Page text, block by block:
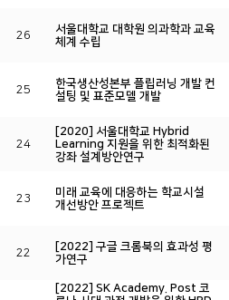
26
서울대학교 대학원 의과학과 교육
체계 수립
25
한국생산성본부 플립러닝 개발 컨
설팅 및 표준모델 개발
24
[2020] 서울대학교 Hybrid
Learning 지원을 위한 최적화된
강좌 설계방안연구
23
미래 교육에 대응하는 학교시설
개선방안 프로젝트
22
[2022] 구글 크롬북의 효과성 평
가연구
[2022] SK Academy. Post 코